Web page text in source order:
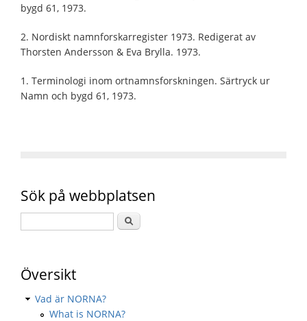
bygd 61, 1973.
2. Nordiskt namnforskarregister 1973. Redigerat av
Thorsten Andersson & Eva Brylla. 1973.
1. Terminologi inom ortnamnsforskningen. Särtryck ur
Namn och bygd 61, 1973.
Sök på webbplatsen
Översikt
Vad är NORNA?
What is NORNA?